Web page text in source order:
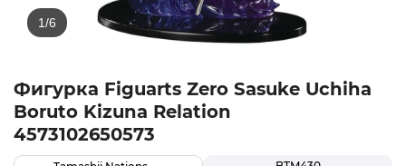
Фигурка Figuarts Zero Sasuke Uchiha
Boruto Kizuna Relation
4573102650573